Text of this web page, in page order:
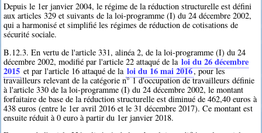
Depuis le 1er janvier 2004, le régime de la réduction structurelle est défini
aux articles 329 et suivants de la loi-programme (I) du 24 décembre 2002,
qui a harmonisé et simplifié les régimes de réduction de cotisations de
sécurité sociale.
B.12.3. En vertu de l'article 331, alinéa 2, de la loi-programme (I) du 24
décembre 2002, modifié par l'article 22 attaqué de la loi du 26 décembre
2015 et par l'article 16 attaqué de la loi du 16 mai 2016, pour les
travailleurs relevant de la catégorie n° 1 d'occupation de travailleurs définie
à l'article 330 de la loi-programme (I) du 24 décembre 2002, le montant
forfaitaire de base de la réduction structurelle est diminué de 462,40 euros à
438 euros (entre le 1er avril 2016 et le 31 décembre 2017). Ce montant est
ensuite réduit à 0 euro à partir du 1er janvier 2018.